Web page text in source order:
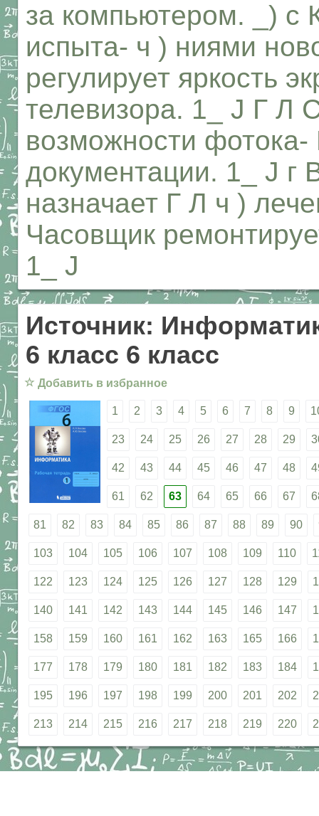
за компьютером. _) с
испыта- ч ) ниями
регулирует яркость
телевизора. 1_ J Г Л
возможности
документации. 1_ J г
назначает Г Л ч )
Часовщик
1_ J
Источник:
6 класс 6 класс
☆ Добавить в избранное
1 2 3 4 5 6 7 8 9
23 24 25 26 27 28 29
42 43 44 45 46 47 48
61 62 63 64 65 66 67
81 82 83 84 85 86 87 88 89 90
103 104 105 106 107 108 109 110
122 123 124 125 126 127 128 129
140 141 142 143 144 145 146 147
158 159 160 161 162 163 165 166
177 178 179 180 181 182 183 184
195 196 197 198 199 200 201 202
213 214 215 216 217 218 219 220